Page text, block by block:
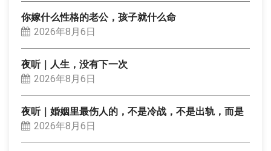
你嫁什么性格的老公，孩子就什么命
2026年8月6日
夜听｜人生，没有下一次
2026年8月6日
夜听｜婚姻里最伤人的，不是冷战，不是出轨，而是
2026年8月6日